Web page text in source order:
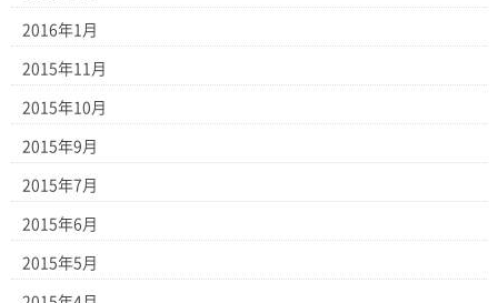
2016年1月
2015年11月
2015年10月
2015年9月
2015年7月
2015年6月
2015年5月